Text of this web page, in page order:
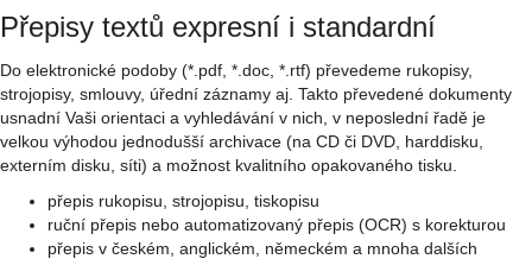
Přepisy textů expresní i standardní
Do elektronické podoby (*.pdf, *.doc, *.rtf) převedeme rukopisy,
strojopisy, smlouvy, úřední záznamy aj. Takto převedené dokumenty
usnadní Vaši orientaci a vyhledávání v nich, v neposlední řadě je
velkou výhodou jednodušší archivace (na CD či DVD, harddisku,
externím disku, síti) a možnost kvalitního opakovaného tisku.
přepis rukopisu, strojopisu, tiskopisu
ruční přepis nebo automatizovaný přepis (OCR) s korekturou
přepis v českém, anglickém, německém a mnoha dalších